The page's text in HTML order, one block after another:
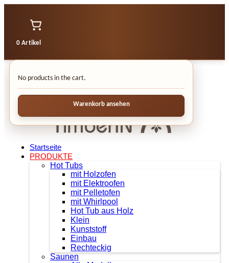
0 Artikel
No products in the cart.
Warenkorb ansehen
Startseite
PRODUKTE
Hot Tubs
mit Holzofen
mit Elektroofen
mit Pelletofen
mit Whirlpool
Hot Tub aus Holz
Klein
Kunststoff
Einbau
Rechteckig
Saunen